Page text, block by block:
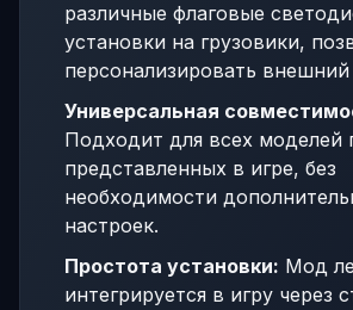
различные флаговые
установки на грузовики,
персонализировать
Универсальная
Подходит для всех моделей
представленных в игре, без
необходимости
настроек.
Простота установки: Мод
интегрируется в игру через